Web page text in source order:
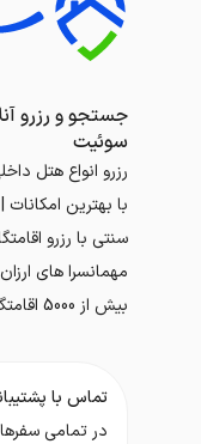
جستجو و رزرو
سوئیت
رزرو انواع هتل
با بهترین امکانات
سنتی با رزرو
مهمانسرا های
بیش از 5000 اقامتگاه فعال
تماس با